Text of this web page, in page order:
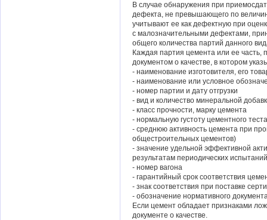
В случае обнаружения при
дефекта, не превышающего по
учитывают ее как дефектную при
с малозначительными дефектами,
общего количества партий данного
Каждая партия цемента или ее часть,
документом о качестве, в котором
- наименование изготовителя, его
- наименование или условное
- номер партии и дату отгрузки
- вид и количество минеральной
- класс прочности, марку цемента
- нормальную густоту цементного
- среднюю активность цемента при
общестроительных цементов)
- значение удельной эффективной
результатам периодических испытаний
- номер вагона
- гарантийный срок соответствия
- знак соответствия при поставке
- обозначение нормативного
Если цемент обладает признаками
документе о качестве.